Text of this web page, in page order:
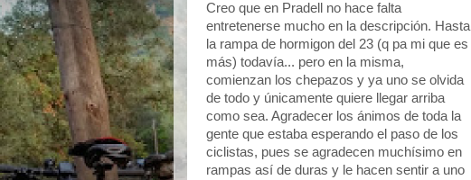
Creo que en Pradell no hace falta
entretenerse mucho en la descripción. Hasta
la rampa de hormigon del 23 (q pa mi que es
más) todavía... pero en la misma,
comienzan los chepazos y ya uno se olvida
de todo y únicamente quiere llegar arriba
como sea. Agradecer los ánimos de toda la
gente que estaba esperando el paso de los
ciclistas, pues se agradecen muchísimo en
rampas así de duras y le hacen sentir a uno